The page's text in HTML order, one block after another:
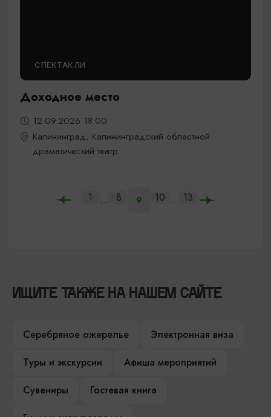
СПЕКТАКЛИ
Доходное место
12.09.2026 18:00
Калининград, Калининградский областной
драматический театр
1 ... 8 9 10 ... 13
ИЩИТЕ ТАКЖЕ НА НАШЕМ САЙТЕ
Серебряное ожерелье
Электронная виза
Туры и экскурсии
Афиша мероприятий
Сувениры
Гостевая книга